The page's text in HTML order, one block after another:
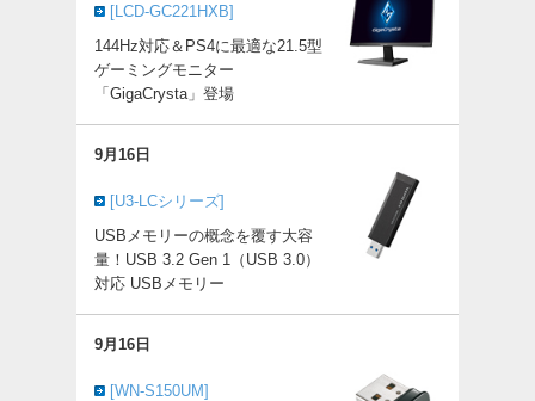
[LCD-GC221HXB]
144Hz対応＆PS4に最適な21.5型
ゲーミングモニター
「GigaCrysta」登場
9月16日
[U3-LCシリーズ]
USBメモリーの概念を覆す大容
量！USB 3.2 Gen 1（USB 3.0）
対応 USBメモリー
9月16日
[WN-S150UM]